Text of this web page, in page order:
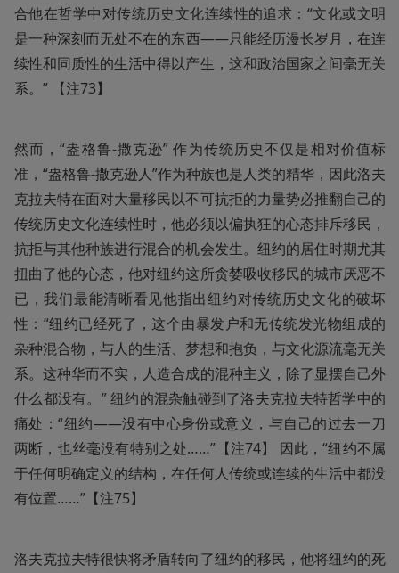
合他在哲学中对传统历史文化连续性的追求：“文化或文明
是一种深刻而无处不在的东西——只能经历漫长岁月，在连
续性和同质性的生活中得以产生，这和政治国家之间毫无关
系。” 【注73】
然而，“盎格鲁-撒克逊” 作为传统历史不仅是相对价值标
准，“盎格鲁-撒克逊人”作为种族也是人类的精华，因此洛夫
克拉夫特在面对大量移民以不可抗拒的力量势必推翻自己的
传统历史文化连续性时，他必须以偏执狂的心态排斥移民，
抗拒与其他种族进行混合的机会发生。纽约的居住时期尤其
扭曲了他的心态，他对纽约这所贪婪吸收移民的城市厌恶不
已，我们最能清晰看见他指出纽约对传统历史文化的破坏
性：“纽约已经死了，这个由暴发户和无传统发光物组成的
杂种混合物，与人的生活、梦想和抱负，与文化源流毫无关
系。这种华而不实，人造合成的混种主义，除了显摆自己外
什么都没有。” 纽约的混杂触碰到了洛夫克拉夫特哲学中的
痛处：“纽约——没有中心身份或意义，与自己的过去一刀
两断，也丝毫没有特别之处……”【注74】 因此，“纽约不属
于任何明确定义的结构，在任何人传统或连续的生活中都没
有位置……”【注75】
洛夫克拉夫特很快将矛盾转向了纽约的移民，他将纽约的死